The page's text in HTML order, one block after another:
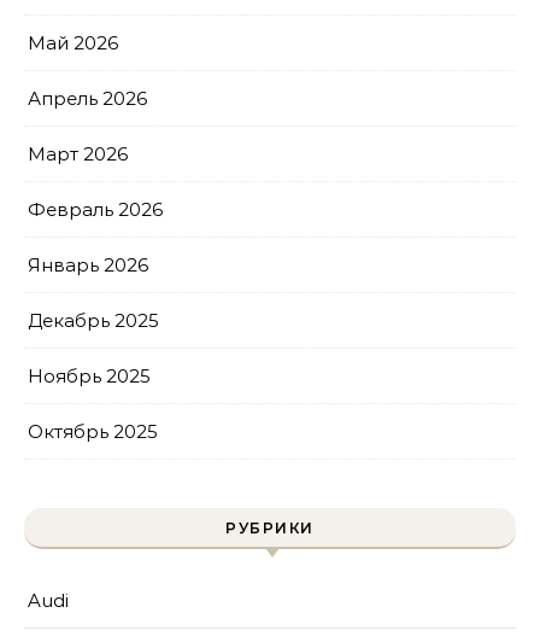
Май 2026
Апрель 2026
Март 2026
Февраль 2026
Январь 2026
Декабрь 2025
Ноябрь 2025
Октябрь 2025
РУБРИКИ
Audi